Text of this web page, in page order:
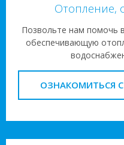
Отопление,
Позвольте нам помочь
обеспечивающую
ОЗНАКОМИТЬСЯ